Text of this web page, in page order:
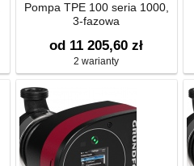
Pompa TPE 100 seria 1000,
3-fazowa
od 11 205,60 zł
2 warianty